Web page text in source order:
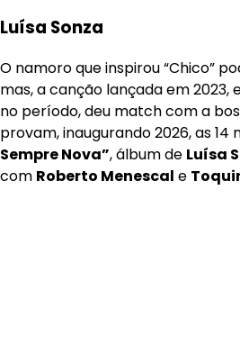
Luísa Sonza
O namoro que inspirou “Chico”
mas, a canção lançada em 2023,
no período, deu match com a
provam, inaugurando 2026, as 14
Sempre Nova”, álbum de Luísa
com Roberto Menescal e